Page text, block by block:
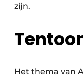
zijn.
Het thema van